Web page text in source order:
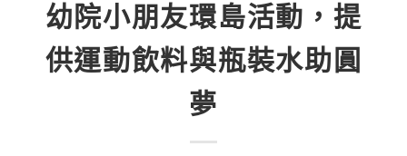
幼院小朋友環島活動，提
供運動飲料與瓶裝水助圓
夢